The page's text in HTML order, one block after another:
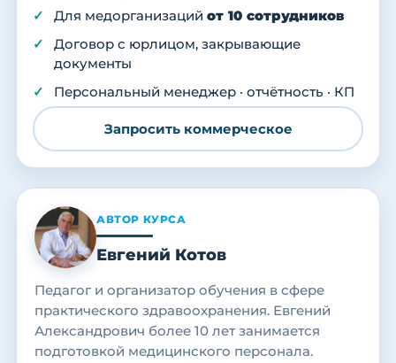
Для медорганизаций от 10 сотрудников
Договор с юрлицом, закрывающие
документы
Персональный менеджер · отчётность · КП
Запросить коммерческое
АВТОР КУРСА
Евгений Котов
Педагог и организатор обучения в сфере
практического здравоохранения. Евгений
Александрович более 10 лет занимается
подготовкой медицинского персонала.